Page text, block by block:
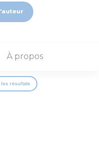
À propos
résultats